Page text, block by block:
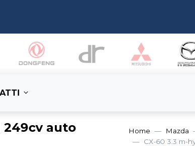
249cv auto Home Mazda
CX-60 3.3 m-